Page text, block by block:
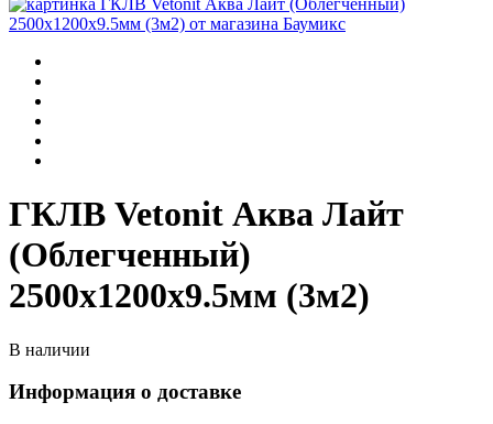
ГКЛВ Vetonit Аква Лайт
(Облегченный)
2500х1200х9.5мм (3м2)
В наличии
Информация о доставке